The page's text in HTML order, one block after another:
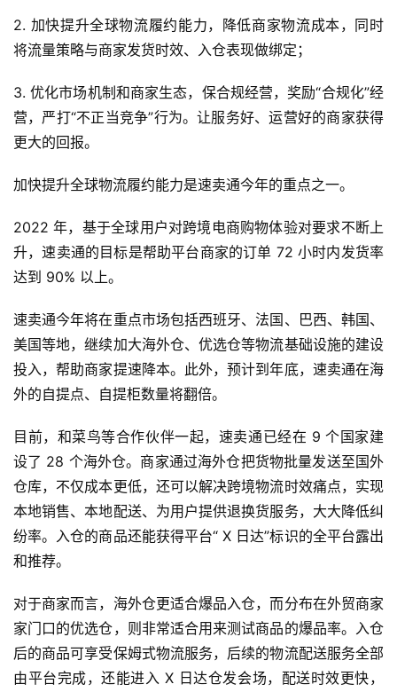
2. 加快提升全球物流履约能力，降低商家物流成本，同时
将流量策略与商家发货时效、入仓表现做绑定；
3. 优化市场机制和商家生态，保合规经营，奖励“合规化”经
营，严打“不正当竞争”行为。让服务好、运营好的商家获得
更大的回报。
加快提升全球物流履约能力是速卖通今年的重点之一。
2022 年，基于全球用户对跨境电商购物体验对要求不断上
升，速卖通的目标是帮助平台商家的订单 72 小时内发货率
达到 90% 以上。
速卖通今年将在重点市场包括西班牙、法国、巴西、韩国、
美国等地，继续加大海外仓、优选仓等物流基础设施的建设
投入，帮助商家提速降本。此外，预计到年底，速卖通在海
外的自提点、自提柜数量将翻倍。
目前，和菜鸟等合作伙伴一起，速卖通已经在 9 个国家建
设了 28 个海外仓。商家通过海外仓把货物批量发送至国外
仓库，不仅成本更低，还可以解决跨境物流时效痛点，实现
本地销售、本地配送、为用户提供退换货服务，大大降低纠
纷率。入仓的商品还能获得平台“ X 日达”标识的全平台露出
和推荐。
对于商家而言，海外仓更适合爆品入仓，而分布在外贸商家
家门口的优选仓，则非常适合用来测试商品的爆品率。入仓
后的商品可享受保姆式物流服务，后续的物流配送服务全部
由平台完成，还能进入 X 日达仓发会场，配送时效更快，